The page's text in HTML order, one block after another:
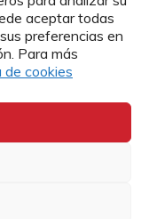
aceptar todas
preferencias en
Para más
de cookies
a tu correo